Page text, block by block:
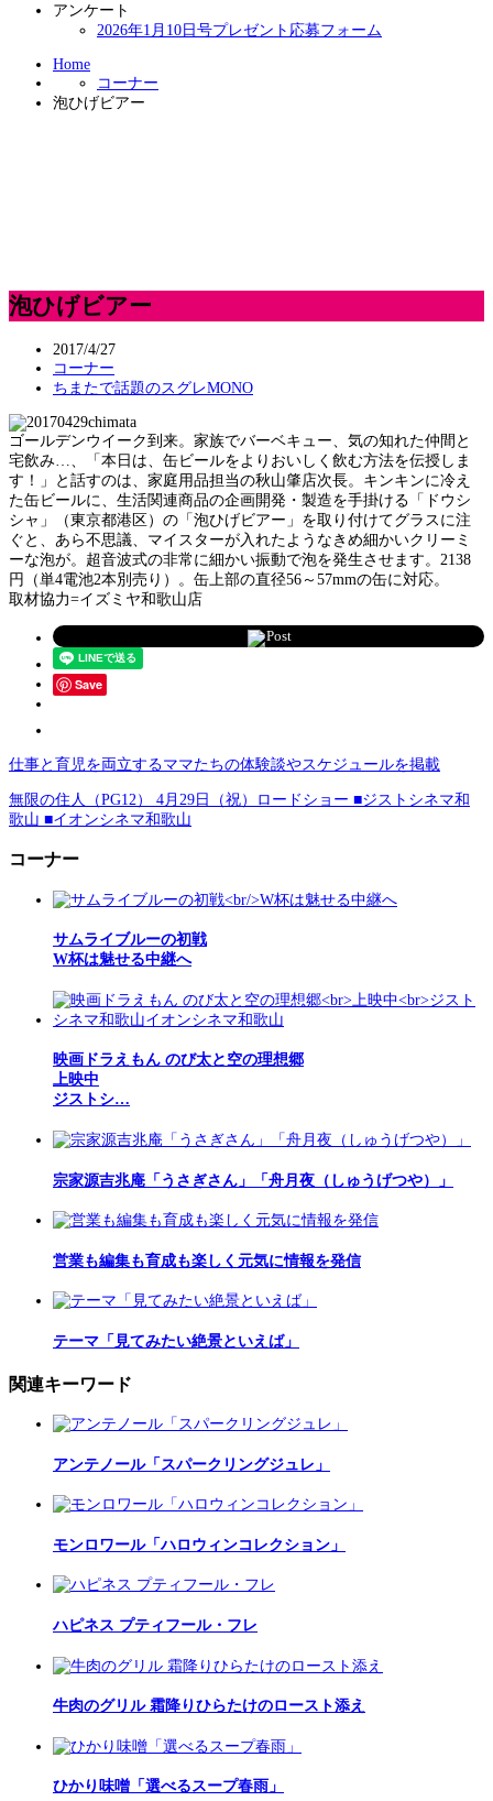
アンケート
2026年1月10日号プレゼント応募フォーム
Home
コーナー
泡ひげビアー
泡ひげビアー
2017/4/27
コーナー
ちまたで話題のスグレMONO
ゴールデンウイーク到来。家族でバーベキュー、気の知れた仲間と
宅飲み…、「本日は、缶ビールをよりおいしく飲む方法を伝授しま
す！」と話すのは、家庭用品担当の秋山肇店次長。キンキンに冷え
た缶ビールに、生活関連商品の企画開発・製造を手掛ける「ドウシ
シャ」（東京都港区）の「泡ひげビアー」を取り付けてグラスに注
ぐと、あら不思議、マイスターが入れたようなきめ細かいクリーミ
ーな泡が。超音波式の非常に細かい振動で泡を発生させます。2138
円（単4電池2本別売り）。缶上部の直径56～57mmの缶に対応。
取材協力=イズミヤ和歌山店
Post
Save
仕事と育児を両立するママたちの体験談やスケジュールを掲載
無限の住人（PG12） 4月29日（祝）ロードショー ■ジストシネマ和
歌山 ■イオンシネマ和歌山
コーナー
サムライブルーの初戦
W杯は魅せる中継へ
映画ドラえもん のび太と空の理想郷
上映中
ジストシ…
宗家源吉兆庵「うさぎさん」「舟月夜（しゅうげつや）」
営業も編集も育成も楽しく元気に情報を発信
テーマ「見てみたい絶景といえば」
関連キーワード
アンテノール「スパークリングジュレ」
モンロワール「ハロウィンコレクション」
ハピネス プティフール・フレ
牛肉のグリル 霜降りひらたけのロースト添え
ひかり味噌「選べるスープ春雨」